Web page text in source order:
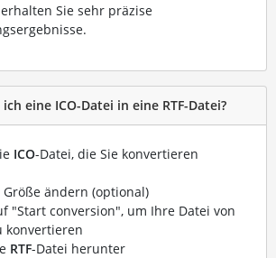
Sie sehr präzise
eine ICO-Datei in eine RTF-Datei?
ICO-Datei, die Sie konvertieren
ändern (optional)
"Start conversion", um Ihre Datei von
konvertieren
RTF-Datei herunter